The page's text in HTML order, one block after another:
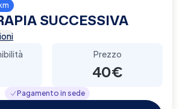
SUCCESSIVA
Prezzo
40€
Pagamento in sede